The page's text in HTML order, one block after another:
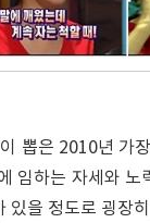
뽑은 2010년 가
임하는 자세와
있을 정도로 굉장